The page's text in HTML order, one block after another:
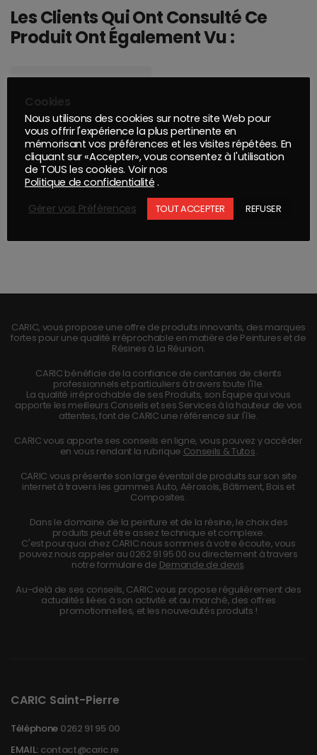
Les Clients Qui Ont Consulté Ce
Produit Ont Également Vu :
CARIC, vous propose une offre de produits innovants, des marques
fortes pour une qualité irréprochable en matière de Peintures et de
Résines à La Réunion.
CARIC bénéficie de la confiance de centaines de clients
professionnels et particuliers à travers toute l'île.
La qualité irréprochable de ses Produits, son Équipe qui vous
apporte les meilleurs Conseils et ses Services à la hauteur de vos
attentes, font de CARIC une référence sur l'île.
CARIC vous apporte ses conseils en ligne, vous pouvez y accéder
en vous rendant la rubrique Conseils & Tutos.
CARIC vous présente son large éventail de produits sur son site
internet à travers les gammes Auto, Aérosols, Bâtiment, Bois et
Composites.
Dans le domaine de la peinture et de la résine, le choix des
produits peut être assez technique et complexe.
C'est pourquoi chez CARIC nous sommes à votre écoute, vous
pouvez nous appeler au 0262 91 95 00 ou directement à travers
notre formulaire de Demande de devis.
Au-delà de ses conseils, CARIC vous propose régulièrement des
actualités liées à son activité et au marché, des offres
promotionnelles, et les nouveautés produits !
CARIC Saint-Pierre
Téléphone 0262 91 95 00
EMAIL: contact@caric.re
Cookies
Nous utilisons des cookies sur notre site Web pour
vous offrir l'expérience la plus pertinente en
mémorisant vos préférences et les visites répétées. En
cliquant sur «Accepter», vous consentez à l'utilisation
de TOUS les cookies. Voir nos
Politique de confidentialité .
Gérer vos Préférences
TOUT ACCEPTER REFUSER